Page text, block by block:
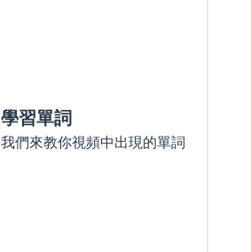
學習單詞
我們來教你視頻中出現的單詞